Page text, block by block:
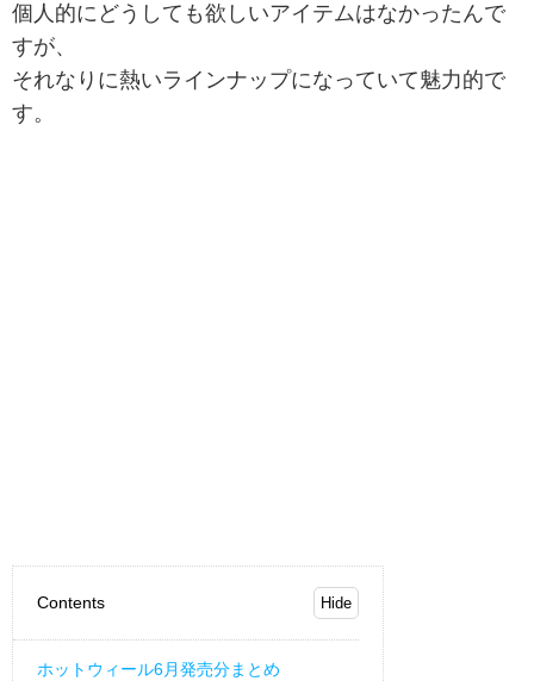
個人的にどうしても欲しいアイテムはなかったんで
すが、
それなりに熱いラインナップになっていて魅力的で
す。
Contents
ホットウィール6月発売分まとめ